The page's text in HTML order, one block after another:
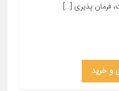
فرمان پذیری […]
و خرید